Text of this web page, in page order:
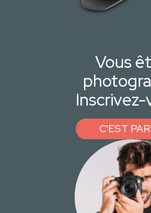
Vous
Inscrivez-
C'EST